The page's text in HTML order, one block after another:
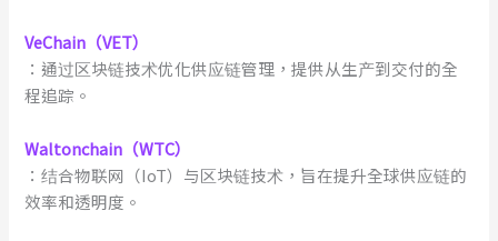
VeChain（VET）
：通过区块链技术优化供应链管理，提供从生产到交付的全
程追踪。
Waltonchain（WTC）
：结合物联网（IoT）与区块链技术，旨在提升全球供应链的
效率和透明度。